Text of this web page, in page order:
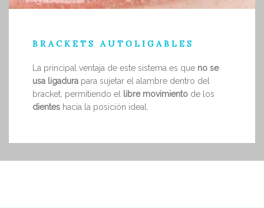
BRACKETS AUTOLIGABLES
La principal ventaja de este sistema es que no se
usa ligadurapara sujetar el alambre dentro del
bracket, permitiendo el
libre movimientode los
dienteshacia la posición ideal.